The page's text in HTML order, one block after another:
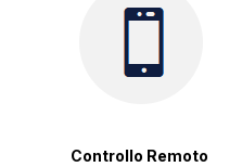
Controllo Remoto